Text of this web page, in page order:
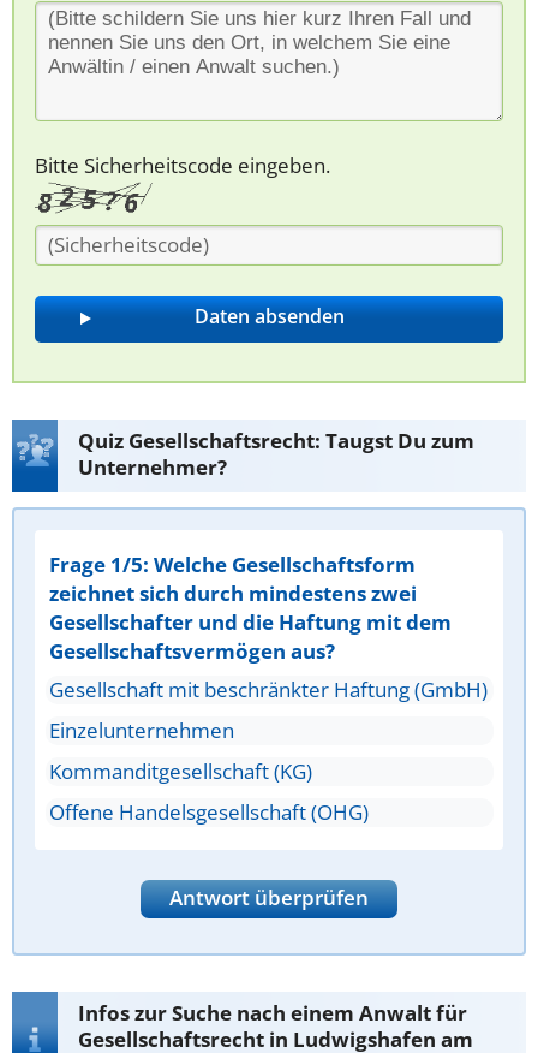
Bitte Sicherheitscode eingeben.
Quiz Gesellschaftsrecht: Taugst Du zum
Unternehmer?
Frage 1/5: Welche Gesellschaftsform
zeichnet sich durch mindestens zwei
Gesellschafter und die Haftung mit dem
Gesellschaftsvermögen aus?
Gesellschaft mit beschränkter Haftung (GmbH)
Einzelunternehmen
Kommanditgesellschaft (KG)
Offene Handelsgesellschaft (OHG)
Antwort überprüfen
Infos zur Suche nach einem Anwalt für
Gesellschaftsrecht in Ludwigshafen am